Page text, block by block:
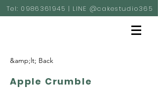
Tel: 0986361945 | LINE @cakestudio365
&amp;lt; Back
Apple Crumble